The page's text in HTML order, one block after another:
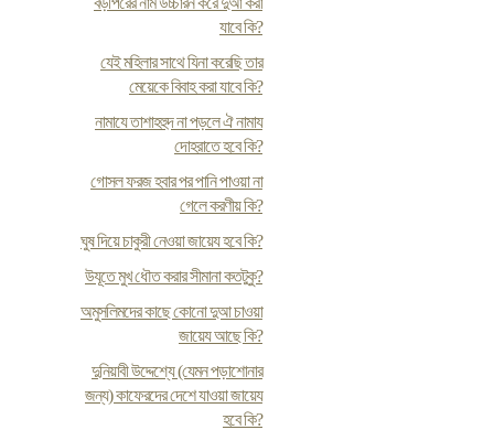
যাবে কি?
যেই মহিলার সাথে যিনা করেছি তার
মেয়েকে বিবাহ করা যাবে কি?
নামাযে তাশাহহুদ না পড়লে ঐ নামায
দোহরাতে হবে কি?
গোসল ফরজ হবার পর পানি পাওয়া না
গেলে করণীয় কি?
ঘুষ দিয়ে চাকুরী নেওয়া জায়েয হবে কি?
উযূতে মুখ ধৌত করার সীমানা কতটুকু?
অমুসলিমদের কাছে কোনো দুআ চাওয়া
জায়েয আছে কি?
দুনিয়াবী উদ্দেশ্যে (যেমন পড়াশোনার
জন্য) কাফেরদের দেশে যাওয়া জায়েয
হবে কি?